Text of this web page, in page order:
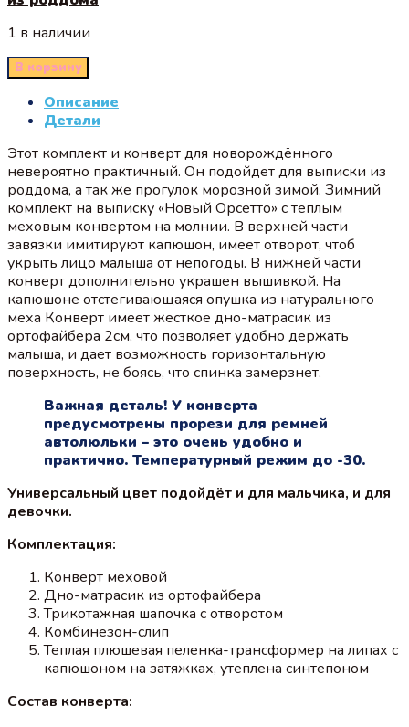
1 в наличии
В корзину
Описание
Детали
Этот комплект и конверт для новорождённого
невероятно практичный. Он подойдет для выписки из
роддома, а так же прогулок морозной зимой. Зимний
комплект на выписку «Новый Орсетто» с теплым
меховым конвертом на молнии. В верхней части
завязки имитируют капюшон, имеет отворот, чтоб
укрыть лицо малыша от непогоды. В нижней части
конверт дополнительно украшен вышивкой. На
капюшоне отстегивающаяся опушка из натурального
меха Конверт имеет жесткое дно-матрасик из
ортофайбера 2см, что позволяет удобно держать
малыша, и дает возможность горизонтальную
поверхность, не боясь, что спинка замерзнет.
Важная деталь! У конверта
предусмотрены прорези для ремней
автолюльки – это очень удобно и
практично. Температурный режим до -30.
Универсальный цвет подойдёт и для мальчика, и для
девочки.
Комплектация:
Конверт меховой
Дно-матрасик из ортофайбера
Трикотажная шапочка с отворотом
Комбинезон-слип
Теплая плюшевая пеленка-трансформер на липах с
капюшоном на затяжках, утеплена синтепоном
Состав конверта: